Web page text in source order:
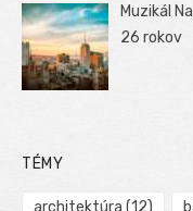
Muzikál
26 rokov
TÉMY
architektúra (12)